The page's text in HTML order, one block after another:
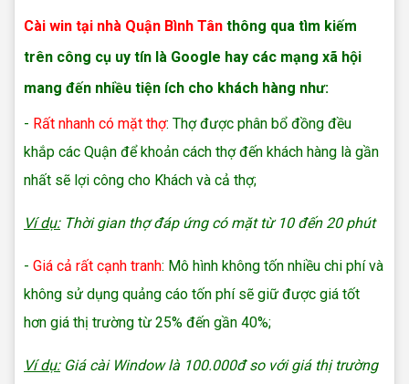
Cài win tại nhà Quận Bình Tân thông qua tìm kiếm
trên công cụ uy tín là Google hay các mạng xã hội
mang đến nhiều tiện ích cho khách hàng như:
- Rất nhanh có mặt thợ: Thợ được phân bổ đồng đều
khắp các Quận để khoản cách thợ đến khách hàng là gần
nhất sẽ lợi công cho Khách và cả thợ;
Ví dụ:Thời gian thợ đáp ứng có mặt từ 10 đến 20 phút
- Giá cả rất cạnh tranh: Mô hình không tốn nhiều chi phí và
không sử dụng quảng cáo tốn phí sẽ giữ được giá tốt
hơn giá thị trường từ 25% đến gần 40%;
Ví dụ:Giá cài Window là 100.000đ so với giá thị trường